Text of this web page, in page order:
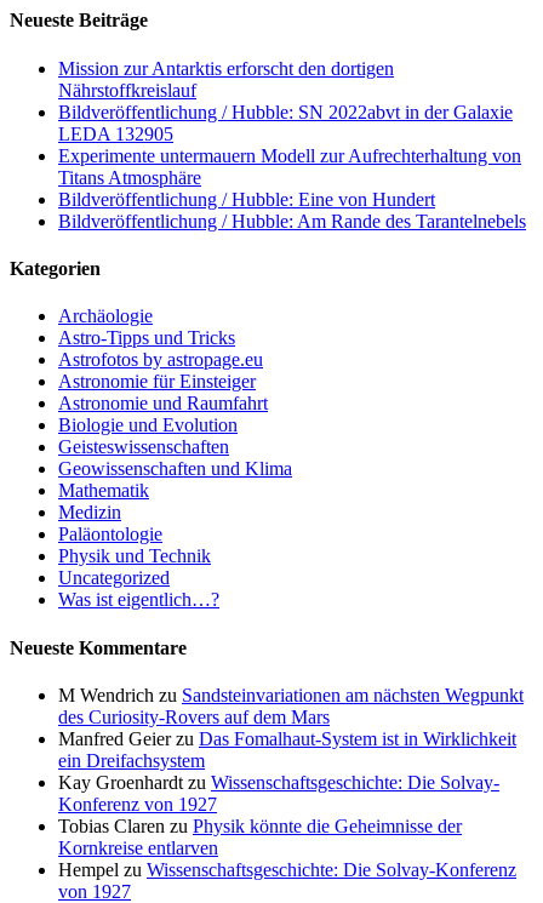
Neueste Beiträge
Mission zur Antarktis erforscht den dortigen
Nährstoffkreislauf
Bildveröffentlichung / Hubble: SN 2022abvt in der Galaxie
LEDA 132905
Experimente untermauern Modell zur Aufrechterhaltung von
Titans Atmosphäre
Bildveröffentlichung / Hubble: Eine von Hundert
Bildveröffentlichung / Hubble: Am Rande des Tarantelnebels
Kategorien
Archäologie
Astro-Tipps und Tricks
Astrofotos by astropage.eu
Astronomie für Einsteiger
Astronomie und Raumfahrt
Biologie und Evolution
Geisteswissenschaften
Geowissenschaften und Klima
Mathematik
Medizin
Paläontologie
Physik und Technik
Uncategorized
Was ist eigentlich…?
Neueste Kommentare
M Wendrich zu Sandsteinvariationen am nächsten Wegpunkt
des Curiosity-Rovers auf dem Mars
Manfred Geierzu Das Fomalhaut-System ist in Wirklichkeit
ein Dreifachsystem
Kay Groenhardt zu Wissenschaftsgeschichte: Die Solvay-
Konferenz von 1927
Tobias Claren zu Physik könnte die Geheimnisse der
Kornkreise entlarven
Hempel zu Wissenschaftsgeschichte: Die Solvay-Konferenz
von 1927